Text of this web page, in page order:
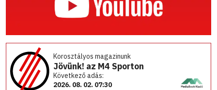
Korosztályos magazinunk
Jövünk! az M4 Sporton
Következő adás:
2026. 08. 02. 07:30